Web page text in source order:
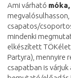
Ami várható
megvalósulhasson,
csapatos/
mindenki
elkészített
Partyra), mennyire
csapatban is